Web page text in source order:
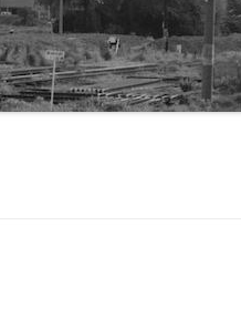
授柱（授器）一覧
鉄路線閉塞方式一覧-北海道
種機械連動装置
式の信号・転てつてこ
伝導装置
路・架線
車・暖房車
動車
-1/87-客車